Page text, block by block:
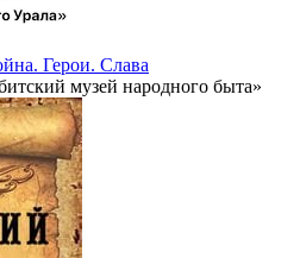
Герои. Слава
музей народного быта»